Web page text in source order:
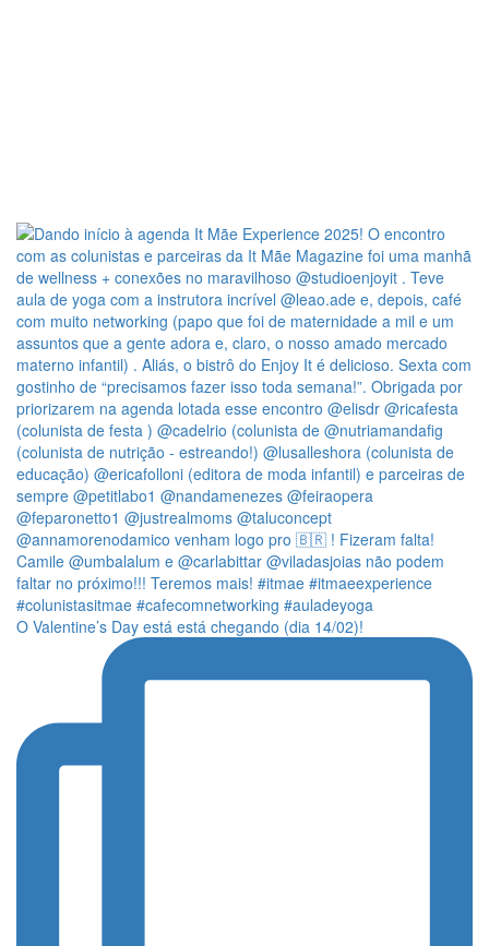
O Valentine’s Day está está chegando (dia 14/02)!